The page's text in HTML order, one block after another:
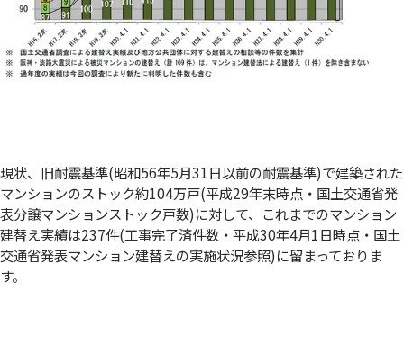
現状、旧耐震基準(昭和56年5月31日以前の耐震基準)で建築された
マンションのストック約104万戸(平成29年末時点・国土交通省発
表分譲マンションストック戸数)に対して、これまでのマンション
建替え実績は237件(工事完了済件数・平成30年4月1日時点・国土
交通省発表マンション建替えの実施状況参照)に留まっておりま
す。